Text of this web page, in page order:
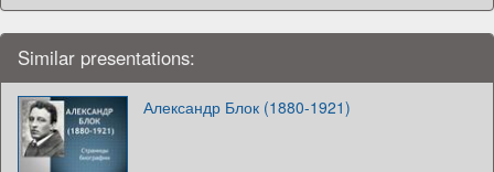
Similar presentations:
Александр Блок (1880-1921)